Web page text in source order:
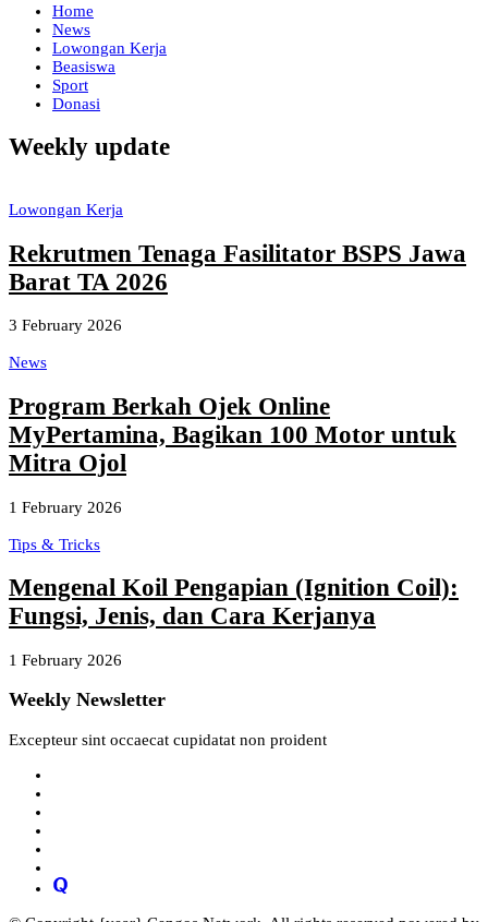
Home
News
Lowongan Kerja
Beasiswa
Sport
Donasi
Weekly update
Lowongan Kerja
Rekrutmen Tenaga Fasilitator BSPS Jawa
Barat TA 2026
3 February 2026
News
Program Berkah Ojek Online
MyPertamina, Bagikan 100 Motor untuk
Mitra Ojol
1 February 2026
Tips & Tricks
Mengenal Koil Pengapian (Ignition Coil):
Fungsi, Jenis, dan Cara Kerjanya
1 February 2026
Weekly Newsletter
Excepteur sint occaecat cupidatat non proident